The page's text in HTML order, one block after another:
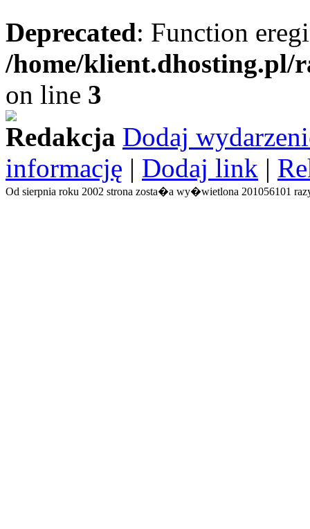
Deprecated: Function
/home/
on line 3
Redakcja Dodaj
informację | Dodaj link |
Od sierpnia roku 2002 strona zosta�a wy�wietlona 201056101